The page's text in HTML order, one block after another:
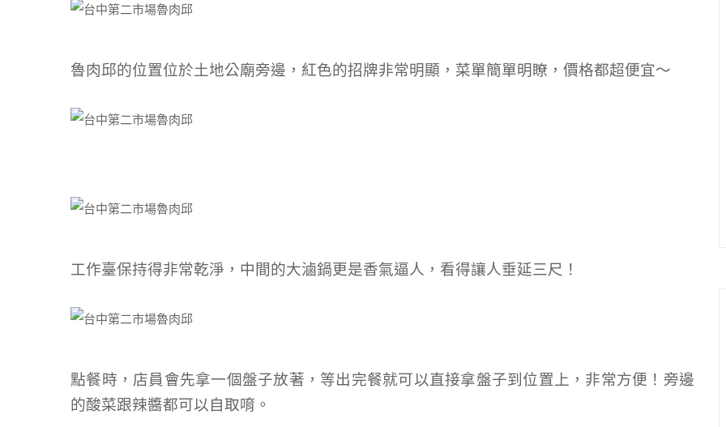
魯肉邱的位置位於土地公廟旁邊，紅色的招牌非常明顯，菜單簡單明瞭，價格都超便宜～
工作臺保持得非常乾淨，中間的大滷鍋更是香氣逼人，看得讓人垂延三尺！
點餐時，店員會先拿一個盤子放著，等出完餐就可以直接拿盤子到位置上，非常方便！旁邊
的酸菜跟辣醬都可以自取唷。